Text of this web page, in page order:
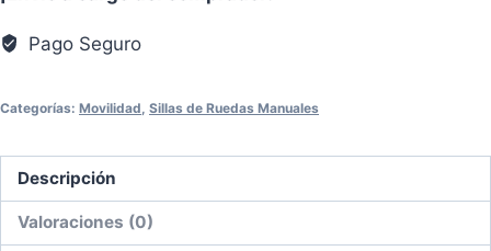
cantidad
Pago Seguro
Categorías: Movilidad, Sillas de Ruedas Manuales
Descripción
Valoraciones (0)